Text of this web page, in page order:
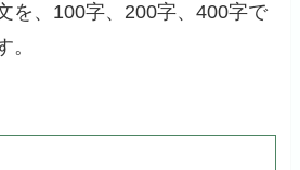
を、100字、200字、400字で
。